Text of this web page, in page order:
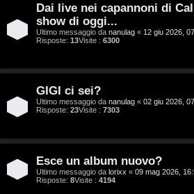
r
o
m
e
n
t
Dai live nei capannoni di
show di oggi...
Ultimo messaggio da nanulag « 12 giu 2026,
Risposte: 13Visite : 6300
GIGI ci sei?
Ultimo messaggio da nanulag « 02 giu 2026,
Risposte: 23Visite : 7303
Esce un album nuovo?
Ultimo messaggio da lorixx « 09 mag 2026,
Risposte: 8Visite : 4194
p
c
A
t
i